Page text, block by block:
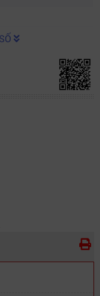
Auto Register, ONVIF